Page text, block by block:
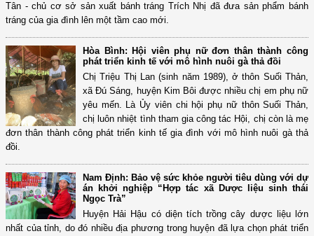
Tân - chủ cơ sở sản xuất bánh tráng Trích Nhị đã đưa sản phẩm bánh
tráng của gia đình lên một tầm cao mới.
Hòa Bình: Hội viên phụ nữ đơn thân thành công
phát triển kinh tế với mô hình nuôi gà thả đồi
Chị Triệu Thị Lan (sinh năm 1989), ở thôn Suối Thản,
xã Đú Sáng, huyện Kim Bôi được nhiều chị em phụ nữ
yêu mến. Là Ủy viên chi hội phụ nữ thôn Suối Thản,
chị luôn nhiệt tình tham gia công tác Hội, chị còn là mẹ
đơn thân thành công phát triển kinh tế gia đình với mô hình nuôi gà thả
đồi.
Nam Định: Bảo vệ sức khỏe người tiêu dùng với dự
án khởi nghiệp “Hợp tác xã Dược liệu sinh thái
Ngọc Trà”
Huyện Hải Hậu có diện tích trồng cây dược liệu lớn
nhất của tỉnh, do đó nhiều địa phương trong huyện đã lựa chọn phát triển